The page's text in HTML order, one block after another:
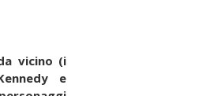
vicino (i
e